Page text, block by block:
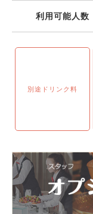
利用可能人数
別途ドリンク料